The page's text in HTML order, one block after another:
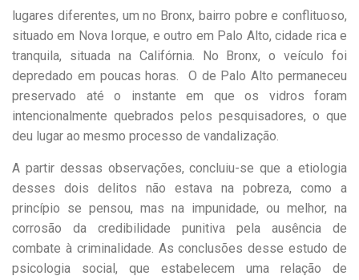
lugares diferentes, um no Bronx, bairro pobre e conflituoso,
situado em Nova Iorque, e outro em Palo Alto, cidade rica e
tranquila, situada na Califórnia. No Bronx, o veículo foi
depredado em poucas horas. O de Palo Alto permaneceu
preservado até o instante em que os vidros foram
intencionalmente quebrados pelos pesquisadores, o que
deu lugar ao mesmo processo de vandalização.
A partir dessas observações, concluiu-se que a etiologia
desses dois delitos não estava na pobreza, como a
princípio se pensou, mas na impunidade, ou melhor, na
corrosão da credibilidade punitiva pela ausência de
combate à criminalidade. As conclusões desse estudo de
psicologia social, que estabelecem uma relação de